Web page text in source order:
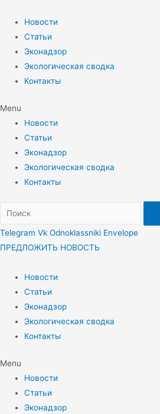
содержимому
Новости
Статьи
Эконадзор
Экологическая сводка
Контакты
Menu
Новости
Статьи
Эконадзор
Экологическая сводка
Контакты
Telegram Vk Odnoklassniki Envelope
ПРЕДЛОЖИТЬ НОВОСТЬ
Новости
Статьи
Эконадзор
Экологическая сводка
Контакты
Menu
Новости
Статьи
Эконадзор